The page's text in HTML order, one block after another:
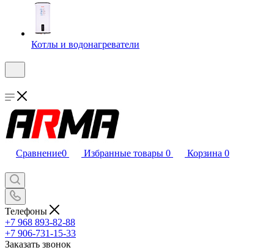
Котлы и водонагреватели
Сравнение0 Избранные товары 0 Корзина 0
Телефоны
+7 968 893-82-88
+7 906-731-15-33
Заказать звонок